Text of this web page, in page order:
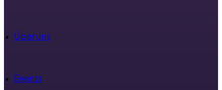
Über uns
Events